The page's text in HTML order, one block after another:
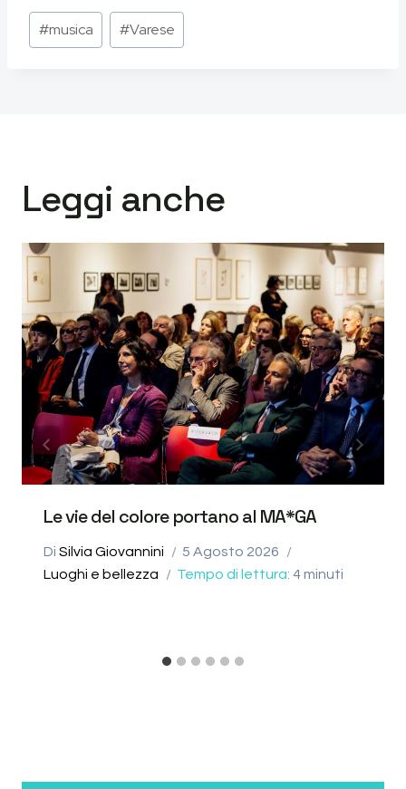
Tag
articolo:
#musica #Varese
Leggi anche
Le vie del colore portano al MA*GA
Di Silvia Giovannini
5 Agosto 2026
Luoghi e bellezza
Tempo di lettura: 4minuti